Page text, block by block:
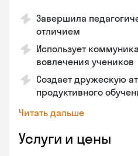
Завершила
отличием
Использует
вовлечения учеников
Создает дружескую
продуктивного
Читать дальше
Услуги и цены